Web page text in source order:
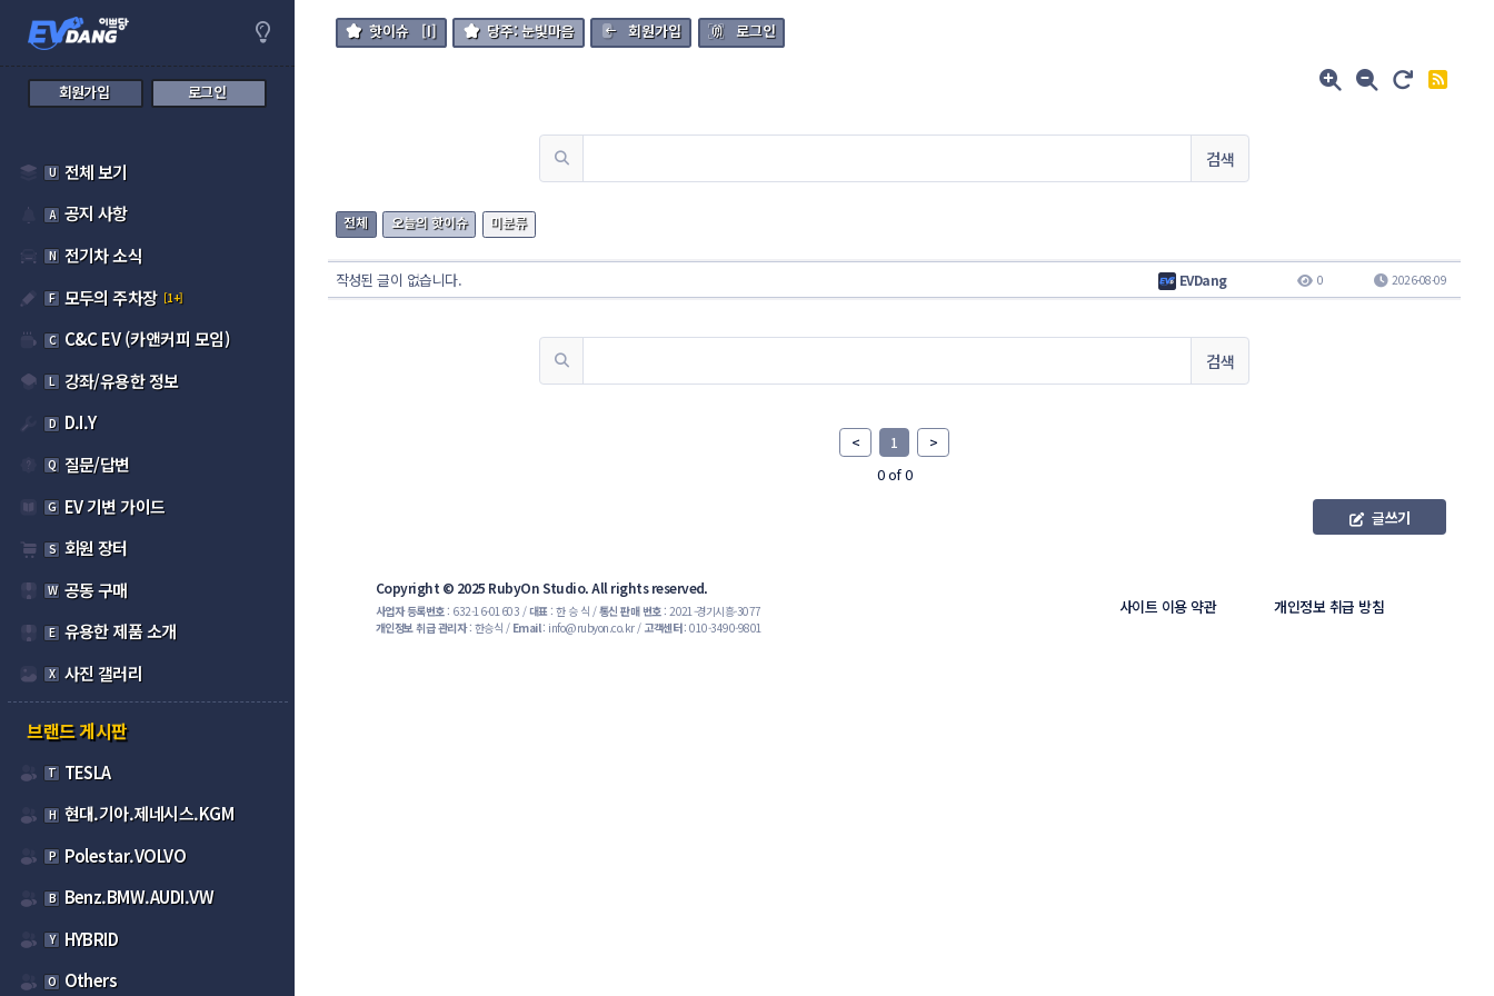
회원가입 로그인
U 전체 보기
A 공지 사항
N 전기차 소식
F 모두의 주차장[1+]
C C&C EV (카앤커피 모임)
L 강좌/유용한 정보
D D.I.Y
Q 질문/답변
G EV 기변 가이드
S 회원 장터
W 공동 구매
E 유용한 제품 소개
X 사진 갤러리
브랜드 게시판
T TESLA
H 현대.기아.제네시스.KGM
P Polestar.VOLVO
B Benz.BMW.AUDI.VW
Y HYBRID
O Others
핫이슈 [I] 당주: 눈빛마음 회원가입 로그인
검색
전체 오늘의 핫이슈 미분류
작성된 글이 없습니다. EVDang 0 2026-08-09
검색
< 1 >
0 of 0
글쓰기
Copyright © 2025 RubyOn Studio. All rights reserved.
사업자 등록번호 : 632-16-01603 /대표 : 한 승 식 /통신 판매 번호 : 2021-경기시흥-3077
개인정보 취급 관리자: 한승식 / Email: info@rubyon.co.kr/ 고객센터: 010-3490-9801
사이트 이용 약관 개인정보 취급 방침